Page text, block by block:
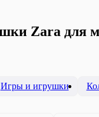
Zara для
Игры и игрушки